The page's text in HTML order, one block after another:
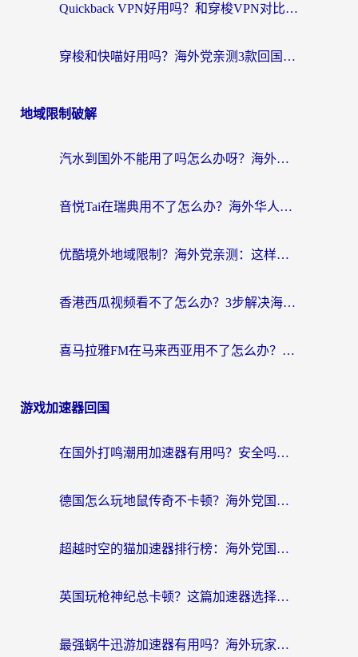
Quickback VPN好用吗？和穿梭VPN对比哪个回国效果更好？海外党必看的真实测评与选择指南
穿梭和快喵好用吗？海外党亲测3款回国加速器，附日本回国VPN避坑指南
地域限制破解
汽水到国外不能用了吗怎么办呀？海外党追剧看片的救星在这里！
音悦Tai在瑞典用不了怎么办？海外华人追剧听歌的实用指南
优酷境外地域限制？海外党亲测：这样看国内剧再也不卡（附3个实用场景解决）
香港西瓜视频看不了怎么办？3步解决海外追剧难题，附靠谱加速器推荐
喜马拉雅FM在马来西亚用不了怎么办？海外华人亲测有效的回国加速指南
游戏加速器回国
在国外打鸣潮用加速器有用吗？安全吗？海外玩家国服游戏加速全指南
德国怎么玩地鼠传奇不卡顿？海外党国服游戏加速全攻略（含战双EVE实用指南）
超越时空的猫加速器排行榜：海外党国服游戏不卡顿的终极选择指南
英国玩枪神纪总卡顿？这篇加速器选择指南帮你告别延迟（附实测推荐）
最强蜗牛迅游加速器有用吗？海外玩家国服游戏加速避坑指南（附德国玩忍者必须死3流星蝴蝶剑解决办法）